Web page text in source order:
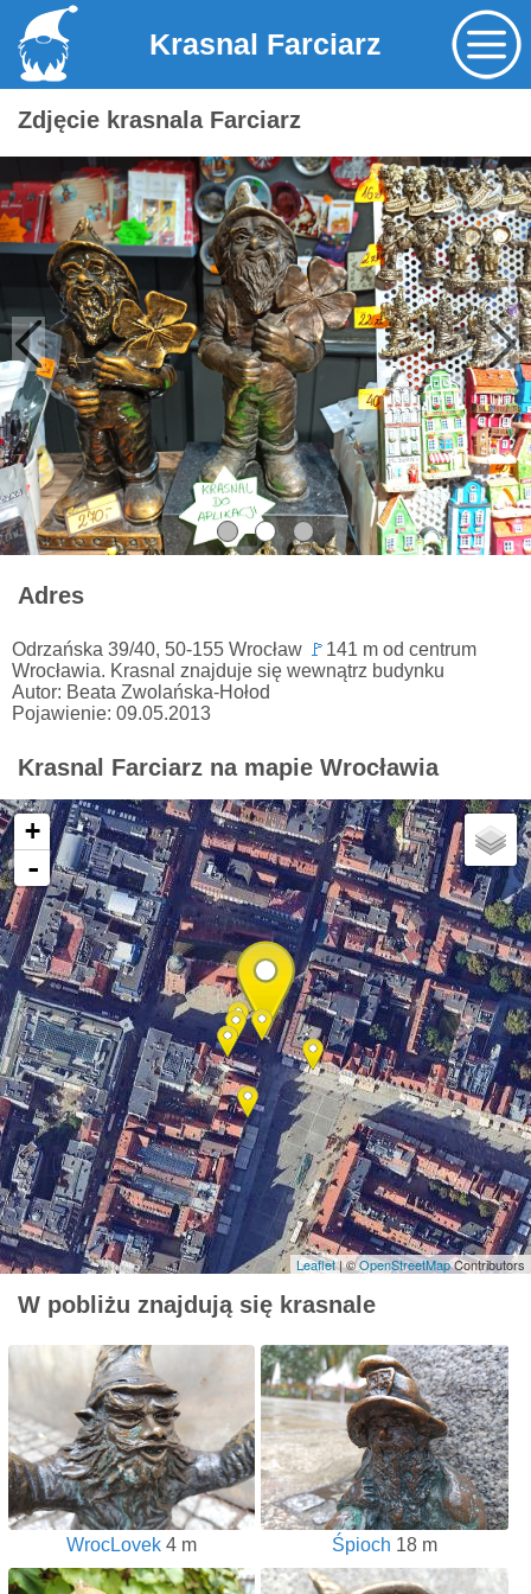
Krasnal Farciarz
Zdjęcie krasnala Farciarz
Adres
Odrzańska 39/40, 50-155 Wrocław 🚩 141 m od centrum
Wrocławia. Krasnal znajduje się wewnątrz budynku
Autor: Beata Zwolańska-Hołod
Pojawienie: 09.05.2013
Krasnal Farciarz na mapie Wrocławia
+
-
Leaflet| ©OpenStreetMapContributors
W pobliżu znajdują się krasnale
WrocLovek 4 m Śpioch 18 m